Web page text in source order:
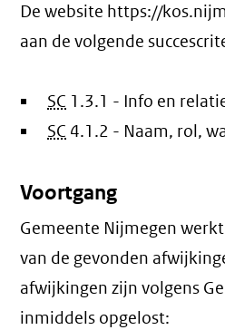
De website https://
aan de volgende
SC 1.3.1 - Info en
SC 4.1.2 - Naam, rol,
Voortgang
Gemeente Nijmegen
van de gevonden
afwijkingen zijn volgens
inmiddels opgelost: